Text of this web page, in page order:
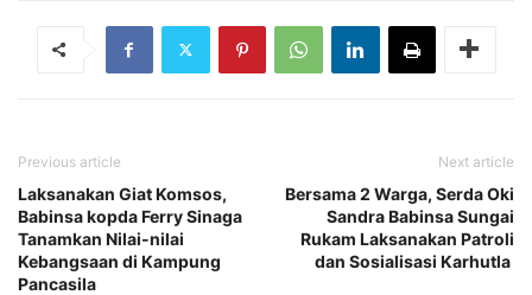
Previous article
Laksanakan Giat Komsos,
Babinsa kopda Ferry Sinaga
Tanamkan Nilai-nilai
Kebangsaan di Kampung
Pancasila
Next article
Bersama 2 Warga, Serda Oki
Sandra Babinsa Sungai
Rukam Laksanakan Patroli
dan Sosialisasi Karhutla